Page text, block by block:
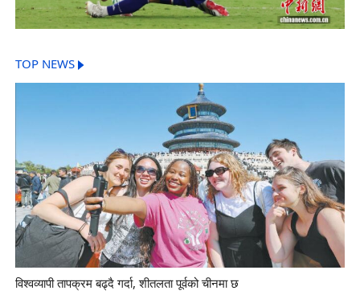
TOP NEWS
विश्वव्यापी तापक्रम बढ्दै गर्दा, शीतलता पूर्वको चीनमा छ